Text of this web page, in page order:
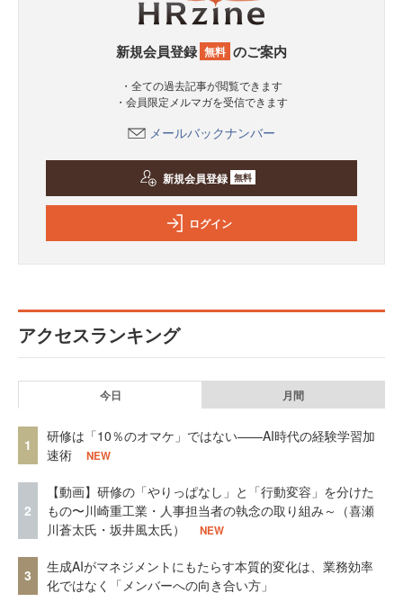
新規会員登録 無料 のご案内
・全ての過去記事が閲覧できます
・会員限定メルマガを受信できます
メールバックナンバー
新規会員登録 無料
ログイン
アクセスランキング
今日 月間
1
研修は「10％のオマケ」ではない——AI時代の経験学習加
速術
NEW
2
【動画】研修の「やりっぱなし」と「行動変容」を分けた
もの〜川崎重工業・人事担当者の執念の取り組み～（喜瀬
川蒼太氏・坂井風太氏）
NEW
3
生成AIがマネジメントにもたらす本質的変化は、業務効率
化ではなく「メンバーへの向き合い方」